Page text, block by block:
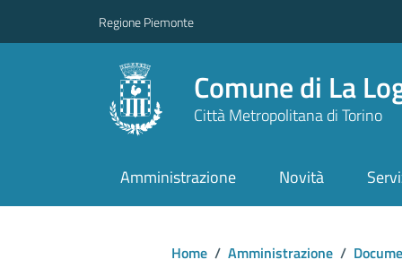
Regione Piemonte
Comune di La
Città Metropolitana di Torino
Amministrazione Novità
Home / Amministrazione /